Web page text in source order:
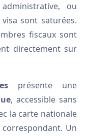
ou
sont saturées.
fiscaux sont
directement sur
présente une
, accessible sans
la carte nationale
Un